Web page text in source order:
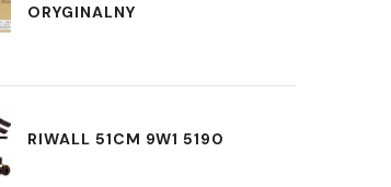
ORYGINALNY
RIWALL 51CM 9W1 5190